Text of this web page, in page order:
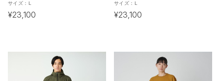
サイズ： L
¥23,100
サイズ： L
¥23,100